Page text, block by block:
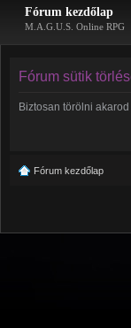
Fórum kezdőlap
M.A.G.U.S. Online RPG
Fórum sütik
Biztosan törölni
Fórum kezdőlap